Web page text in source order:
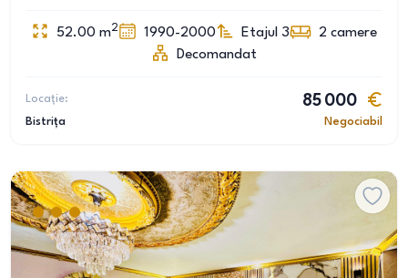
52.00 m2 1990-2000 Etajul 3 2 camere
Decomandat
Locație:
Bistrița
85 000
Negociabil